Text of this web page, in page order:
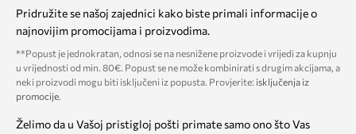
Pridružite se našoj zajednici kako biste primali informacije o
najnovijim promocijama i proizvodima.
**Popust je jednokratan, odnosi se na nesnižene proizvode i vrijedi za kupnju
u vrijednosti od min. 80€. Popust se ne može kombinirati s drugim akcijama, a
neki proizvodi mogu biti isključeni iz popusta. Provjerite: isključenja iz
promocije.
Želimo da u Vašoj pristigloj pošti primate samo ono što Vas